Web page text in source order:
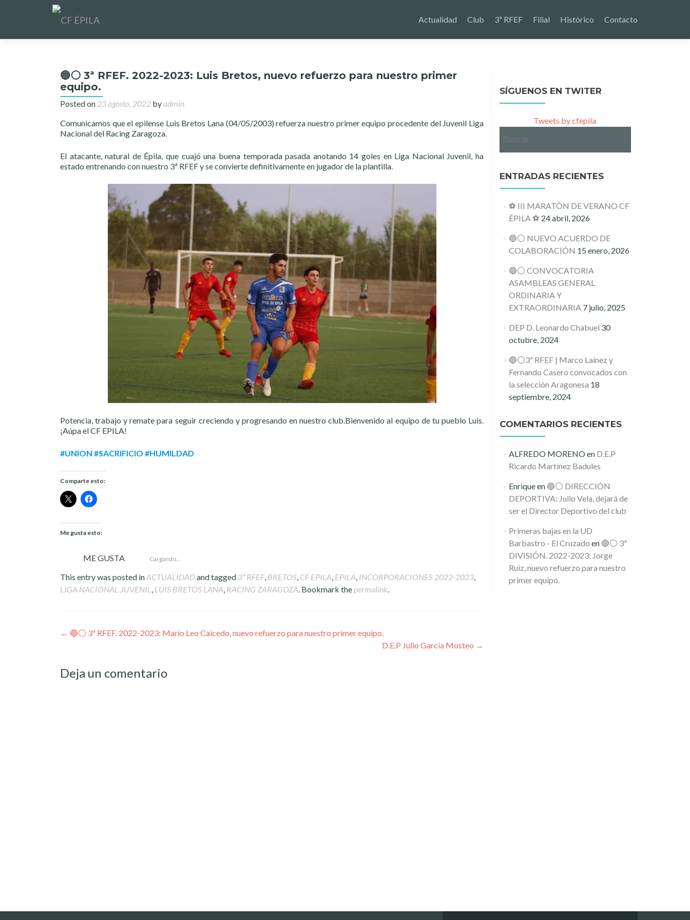
Actualidad Club 3ª RFEF Filial Histórico Contacto
🔵⚪️ 3ª RFEF. 2022-2023: Luis Bretos, nuevo refuerzo para nuestro primer
equipo.
Posted on 23 agosto, 2022 byadmin
Comunicamos que el epilense Luis Bretos Lana (04/05/2003) refuerza nuestro primer equipo procedente del Juvenil Liga
Nacional del Racing Zaragoza.
El atacante, natural de Épila, que cuajó una buena temporada pasada anotando 14 goles en Liga Nacional Juvenil, ha
estado entrenando con nuestro 3ª RFEF y se convierte definitivamente en jugador de la plantilla.
Potencia, trabajo y remate para seguir creciendo y progresando en nuestro club.Bienvenido al equipo de tu pueblo Luis.
¡Aúpa el CF EPILA!
#UNION #SACRIFICIO #HUMILDAD
Comparte esto:
Me gusta esto:
ME GUSTA Cargando...
This entry was posted inACTUALIDADand tagged 3ª RFEF, BRETOS, CF EPILA, EPILA, INCORPORACIONES 2022-2023,
LIGA NACIONAL JUVENIL , LUIS BRETOS LANA, RACING ZARAGOZA. Bookmark the permalink.
Post
← 🔵⚪️ 3ª RFEF. 2022-2023: Mario Leo Caicedo, nuevo refuerzo para nuestro primer equipo.
D.E.P Julio García Mosteo →
Deja un comentario
SÍGUENOS EN TWITER
Tweets by cfepila
ENTRADAS RECIENTES
⚽ III MARATÓN DE VERANO CF
ÉPILA ⚽ 24 abril, 2026
🔵⚪️ NUEVO ACUERDO DE
COLABORACIÓN 15 enero, 2026
🔵⚪️ CONVOCATORIA
ASAMBLEAS GENERAL
ORDINARIA Y
EXTRAORDINARIA 7 julio, 2025
DEP D. Leonardo Chabuel 30
octubre, 2024
🔵⚪️3ª RFEF | Marco Laínez y
Fernando Casero convocados con
la selección Aragonesa 18
septiembre, 2024
COMENTARIOS RECIENTES
ALFREDO MORENOen D.E.P
Ricardo Martínez Badules
Enriqueen 🔵⚪️ DIRECCIÓN
DEPORTIVA: Julio Vela, dejará de
ser el Director Deportivo del club
Primeras bajas en la UD
Barbastro - El Cruzado en 🔵⚪️ 3ª
DIVISIÓN. 2022-2023: Jorge
Ruiz, nuevo refuerzo para nuestro
primer equipo.